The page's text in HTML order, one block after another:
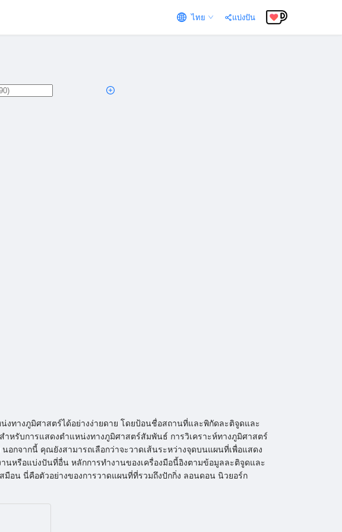
ไทย แบ่งปัน
ทางภูมิศาสตร์ได้อย่างง่ายดาย โดยป้อนชื่อสถานที่และพิกัดละติจูดและ
หรับการแสดงตำแหน่งทางภูมิศาสตร์สัมพันธ์ การวิเคราะห์ทางภูมิศาสตร์
กจากนี้ คุณยังสามารถเลือกว่าจะวาดเส้นระหว่างจุดบนแผนที่เพื่อแสดง
นหรือแบ่งปันที่อื่น หลักการทำงานของเครื่องมือนี้อิงตามข้อมูลละติจูดและ
อน นี่คือตัวอย่างของการวาดแผนที่ที่รวมถึงปักกิ่ง ลอนดอน นิวยอร์ก